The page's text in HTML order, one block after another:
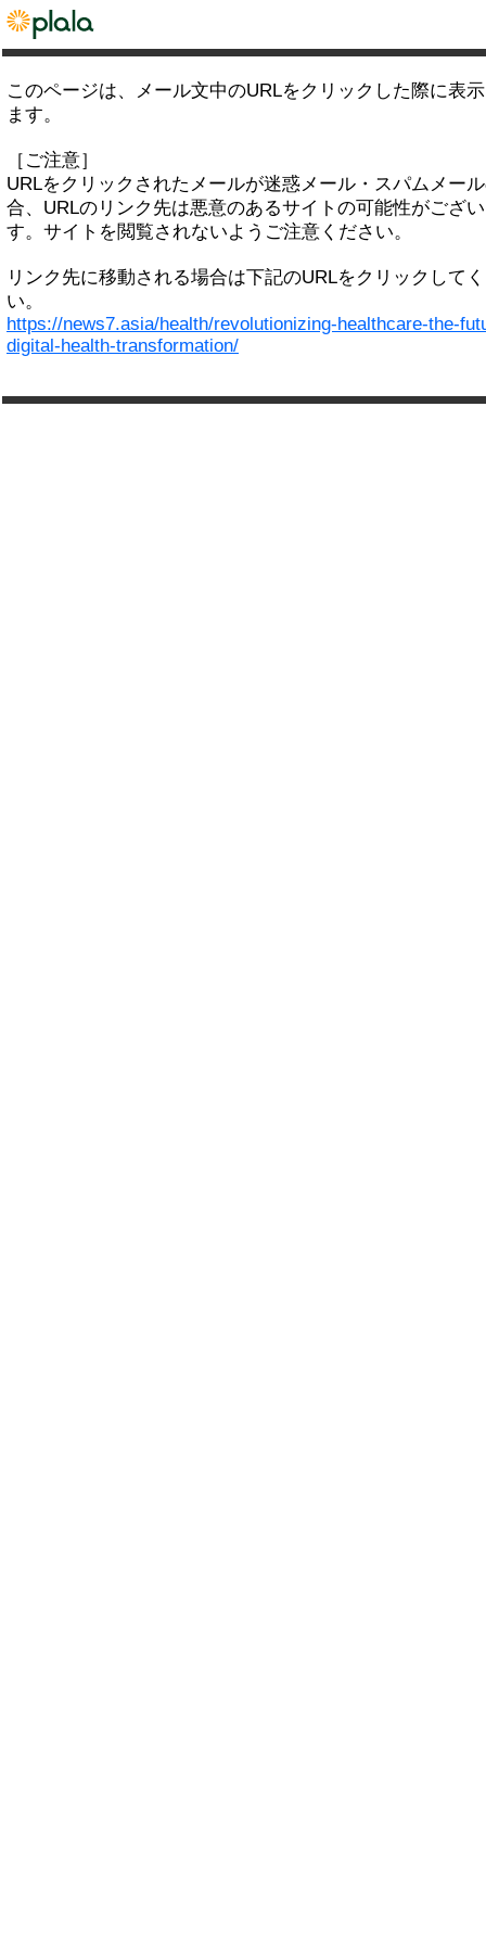
このページは、メール文中のURLをクリックした際に表
ます。
［ご注意］
URLをクリックされたメールが迷惑メール・スパムメー
合、URLのリンク先は悪意のあるサイトの可能性がござ
す。サイトを閲覧されないようご注意ください。
リンク先に移動される場合は下記のURLをクリックして
い。
https://news7.asia/health/revolutionizing-healthcare-the-
digital-health-transformation/